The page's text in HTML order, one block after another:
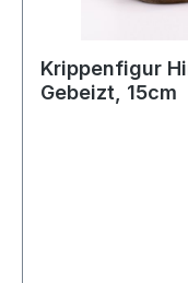
Krippenfigur
Gebeizt, 15cm